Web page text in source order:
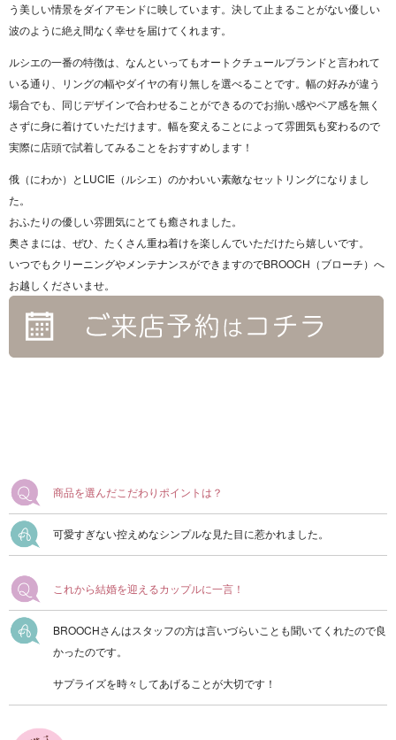
う美しい情景をダイアモンドに映しています。決して止まることがない優しい
波のように絶え間なく幸せを届けてくれます。
ルシエの一番の特徴は、なんといってもオートクチュールブランドと言われて
いる通り、リングの幅やダイヤの有り無しを選べることです。幅の好みが違う
場合でも、同じデザインで合わせることができるのでお揃い感やペア感を無く
さずに身に着けていただけます。幅を変えることによって雰囲気も変わるので
実際に店頭で試着してみることをおすすめします！
俄（にわか）とLUCIE（ルシエ）のかわいい素敵なセットリングになりまし
た。
おふたりの優しい雰囲気にとても癒されました。
奥さまには、ぜひ、たくさん重ね着けを楽しんでいただけたら嬉しいです。
いつでもクリーニングやメンテナンスができますのでBROOCH（ブローチ）へ
お越しくださいませ。
商品を選んだこだわりポイントは？
可愛すぎない控えめなシンプルな見た目に惹かれました。
これから結婚を迎えるカップルに一言！
BROOCHさんはスタッフの方は言いづらいことも聞いてくれたので良
かったのです。
サプライズを時々してあげることが大切です！